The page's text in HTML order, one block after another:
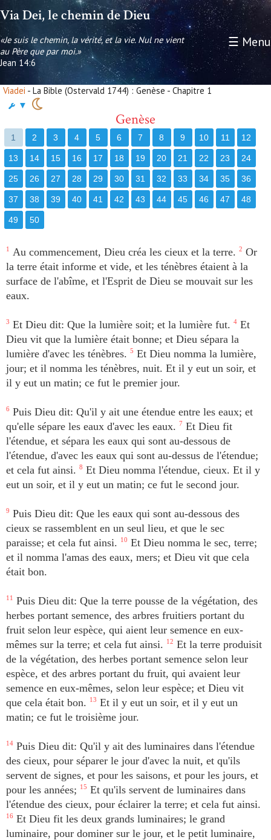
Via Dei, le chemin de Dieu
«Je suis le chemin, la vérité, et la vie. Nul ne vient
au Père que par moi.»
Jean 14:6
☰ Menu
Viadei - La Bible (Ostervald 1744) : Genèse - Chapitre 1
▼
Genèse
1 2 3 4 5 6 7 8 9 10 11 12
13 14 15 16 17 18 19 20 21 22 23 24
25 26 27 28 29 30 31 32 33 34 35 36
37 38 39 40 41 42 43 44 45 46 47 48
49 50
1 Au commencement, Dieu créa les cieux et la terre. 2 Or
la terre était informe et vide, et les ténèbres étaient à la
surface de l'abîme, et l'Esprit de Dieu se mouvait sur les
eaux.
3 Et Dieu dit: Que la lumière soit; et la lumière fut. 4 Et
Dieu vit que la lumière était bonne; et Dieu sépara la
lumière d'avec les ténèbres. 5 Et Dieu nomma la lumière,
jour; et il nomma les ténèbres, nuit. Et il y eut un soir, et
il y eut un matin; ce fut le premier jour.
6 Puis Dieu dit: Qu'il y ait une étendue entre les eaux; et
qu'elle sépare les eaux d'avec les eaux. 7 Et Dieu fit
l'étendue, et sépara les eaux qui sont au-dessous de
l'étendue, d'avec les eaux qui sont au-dessus de l'étendue;
et cela fut ainsi. 8 Et Dieu nomma l'étendue, cieux. Et il y
eut un soir, et il y eut un matin; ce fut le second jour.
9 Puis Dieu dit: Que les eaux qui sont au-dessous des
cieux se rassemblent en un seul lieu, et que le sec
paraisse; et cela fut ainsi.
10 Et Dieu nomma le sec, terre;
et il nomma l'amas des eaux, mers; et Dieu vit que cela
était bon.
11
Puis Dieu dit: Que la terre pousse de la végétation, des
herbes portant semence, des arbres fruitiers portant du
fruit selon leur espèce, qui aient leur semence en eux-
mêmes sur la terre; et cela fut ainsi.
12 Et la terre produisit
de la végétation, des herbes portant semence selon leur
espèce, et des arbres portant du fruit, qui avaient leur
semence en eux-mêmes, selon leur espèce; et Dieu vit
que cela était bon.
13 Et il y eut un soir, et il y eut un
matin; ce fut le troisième jour.
14 Puis Dieu dit: Qu'il y ait des luminaires dans l'étendue
des cieux, pour séparer le jour d'avec la nuit, et qu'ils
servent de signes, et pour les saisons, et pour les jours, et
pour les années;
15 Et qu'ils servent de luminaires dans
l'étendue des cieux, pour éclairer la terre; et cela fut ainsi.
16 Et Dieu fit les deux grands luminaires; le grand
luminaire, pour dominer sur le jour, et le petit luminaire,